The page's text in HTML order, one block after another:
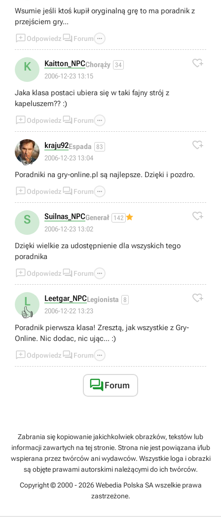
Wsumie jeśli ktoś kupił oryginalną grę to ma poradnik z
przejściem gry...
Odpowiedz  Forum 
K Kaitton_NPCChorąży 34
2006-12-23 13:15

Jaka klasa postaci ubiera się w taki fajny strój z
kapeluszem?? :)
Odpowiedz  Forum 
👍
kraju92Espada 83
2006-12-23 13:04

Poradniki na gry-online.pl są najlepsze. Dzięki i pozdro.
Odpowiedz  Forum 
S Suilnas_NPCGenerał 142
2006-12-23 13:02

Dzięki wielkie za udostępnienie dla wszyskich tego
poradnika
Odpowiedz  Forum 
L
👍
Leetgar_NPCLegionista 8
2006-12-22 13:23

Poradnik pierwsza klasa! Zresztą, jak wszystkie z Gry-
Online. Nic dodac, nic ując... :)
Odpowiedz  Forum 
Forum
Zabrania się kopiowanie jakichkolwiek obrazków, tekstów lub
informacji zawartych na tej stronie. Strona nie jest powiązana i/lub
wspierana przez twórców ani wydawców. Wszystkie loga i obrazki
są objęte prawami autorskimi należącymi do ich twórców.
Copyright © 2000 - 2026 Webedia Polska SA wszelkie prawa
zastrzeżone.